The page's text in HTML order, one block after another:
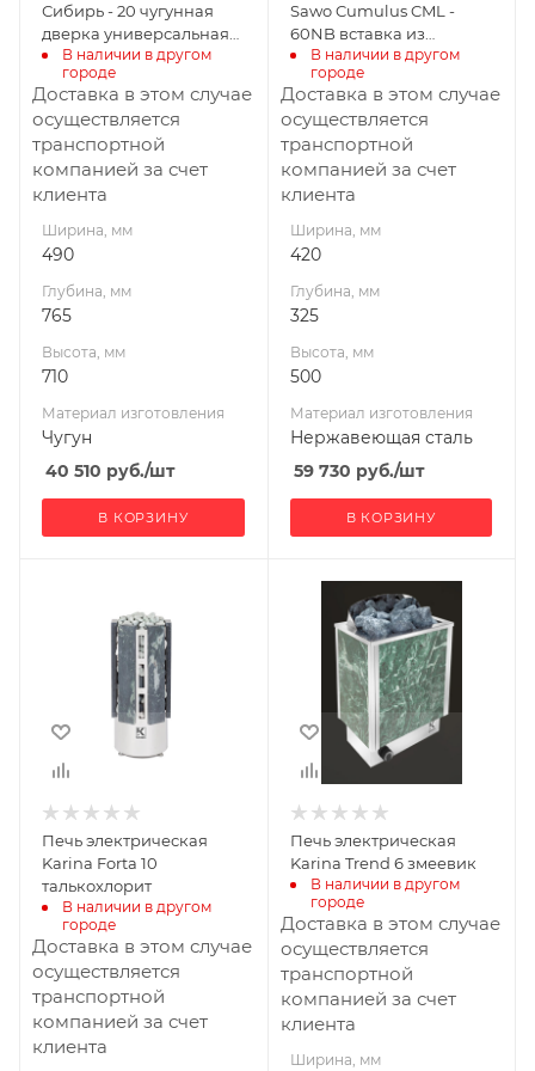
Вид топлива
Дрова
Диаметр дымохода,
мм
115
Длина дров, мм
360
180
12
Сибирь - 20 чугунная
дверка универсальная
сетка пруток
В наличии в другом
городе
Доставка в этом случае
осуществляется
транспортной
компанией за счет
клиента
Ширина, мм
490
Глубина, мм
765
Высота, мм
710
Материал изготовления
Чугун
40 510 руб./шт
В КОРЗИНУ
Масса камней, кг
18
Габариты В*Ш*Г мм
590x420x325
Мощность, кВт
6
Sawo Cumulus CML -
60NB вставка из
талькохлорита
В наличии в другом
городе
Доставка в этом случае
осуществляется
транспортной
компанией за счет
клиента
Ширина, мм
420
Глубина, мм
325
Высота, мм
500
Материал изготовления
Нержавеющая сталь
59 730 руб./шт
В КОРЗИНУ
Глубина, мм
Высота, мм
860
Масса камней, кг
Мощность, кВт
10
Печь электрическая
Karina Forta 10
талькохлорит
В наличии в другом
городе
Доставка в этом случае
осуществляется
транспортной
компанией за счет
клиента
Глубина, мм
Высота, мм
660
Масса камней, кг
Мощность, кВт
6
Печь электрическая
Karina Trend 6 змеевик
В наличии в другом
городе
Доставка в этом случае
осуществляется
транспортной
компанией за счет
клиента
Ширина, мм